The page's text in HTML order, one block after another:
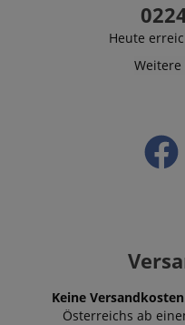
Heute
Keine Versandkosten
Österreichs ab